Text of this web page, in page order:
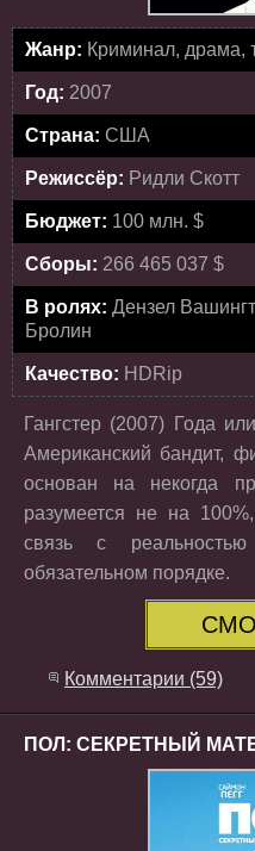
Жанр: Криминал, драма,
Год: 2007
Страна: США
Режиссёр: Ридли Скотт
Бюджет: 100 млн. $
Сборы: 266 465 037 $
В ролях: Дензел
Бролин
Качество: HDRip
Гангстер (2007) Года
Американский бандит,
основан на некогда
разумеется не на
связь с
обязательном порядке.
Комментарии (59)
ПОЛ: СЕКРЕТНЫЙ